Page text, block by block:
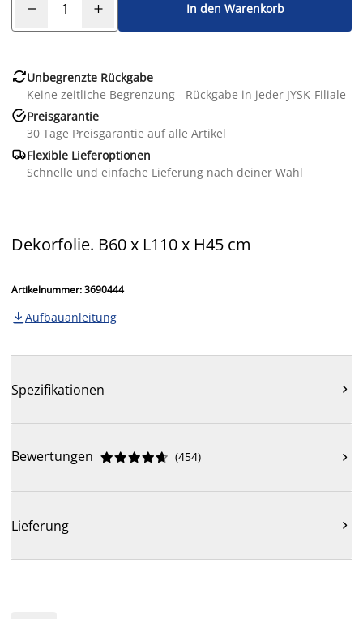
In den Warenkorb
Unbegrenzte Rückgabe
Keine zeitliche Begrenzung - Rückgabe in jeder JYSK-Filiale
Preisgarantie
30 Tage Preisgarantie auf alle Artikel
Flexible Lieferoptionen
Schnelle und einfache Lieferung nach deiner Wahl
Dekorfolie. B60 x L110 x H45 cm
Artikelnummer: 3690444
 Aufbauanleitung
Spezifikationen 
Bewertungen 




 (454) 
Lieferung 